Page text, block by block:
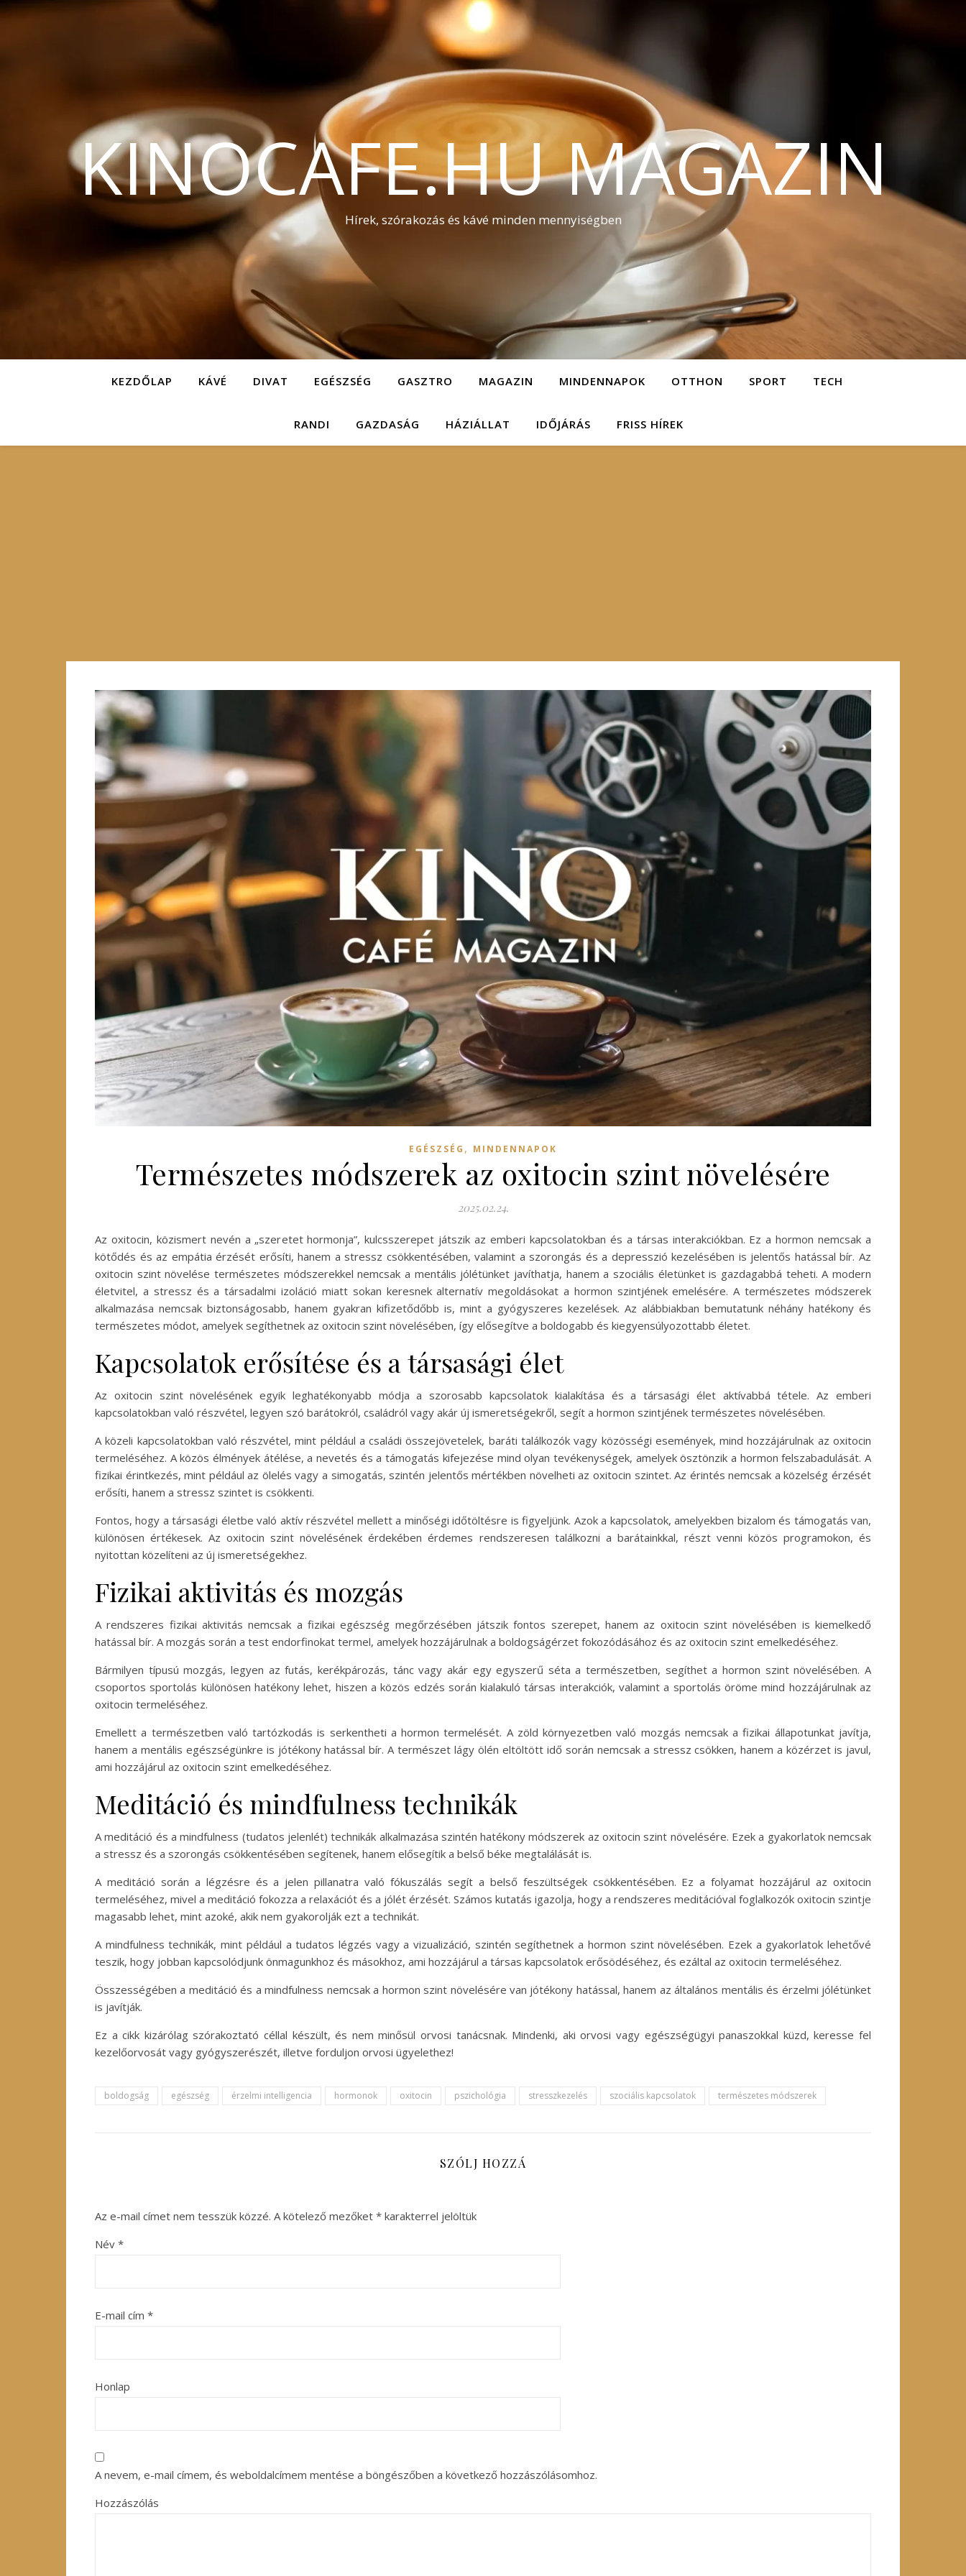
KINOCAFE.HU MAGAZIN
Hírek, szórakozás és kávé minden mennyiségben
KEZDŐLAP KÁVÉ DIVAT EGÉSZSÉG GASZTRO MAGAZIN MINDENNAPOK OTTHON SPORT TECH
RANDI GAZDASÁG HÁZIÁLLAT IDŐJÁRÁS FRISS HÍREK
EGÉSZSÉG , MINDENNAPOK
Természetes módszerek az oxitocin szint növelésére
2025.02.24.
Az oxitocin, közismert nevén a „szeretet hormonja”, kulcsszerepet játszik az emberi kapcsolatokban és a társas interakciókban. Ez a hormon nemcsak a
kötődés és az empátia érzését erősíti, hanem a stressz csökkentésében, valamint a szorongás és a depresszió kezelésében is jelentős hatással bír. Az
oxitocin szint növelése természetes módszerekkel nemcsak a mentális jólétünket javíthatja, hanem a szociális életünket is gazdagabbá teheti. A modern
életvitel, a stressz és a társadalmi izoláció miatt sokan keresnek alternatív megoldásokat a hormon szintjének emelésére. A természetes módszerek
alkalmazása nemcsak biztonságosabb, hanem gyakran kifizetődőbb is, mint a gyógyszeres kezelések. Az alábbiakban bemutatunk néhány hatékony és
természetes módot, amelyek segíthetnek az oxitocin szint növelésében, így elősegítve a boldogabb és kiegyensúlyozottabb életet.
Kapcsolatok erősítése és a társasági élet
Az oxitocin szint növelésének egyik leghatékonyabb módja a szorosabb kapcsolatok kialakítása és a társasági élet aktívabbá tétele. Az emberi
kapcsolatokban való részvétel, legyen szó barátokról, családról vagy akár új ismeretségekről, segít a hormon szintjének természetes növelésében.
A közeli kapcsolatokban való részvétel, mint például a családi összejövetelek, baráti találkozók vagy közösségi események, mind hozzájárulnak az oxitocin
termeléséhez. A közös élmények átélése, a nevetés és a támogatás kifejezése mind olyan tevékenységek, amelyek ösztönzik a hormon felszabadulását. A
fizikai érintkezés, mint például az ölelés vagy a simogatás, szintén jelentős mértékben növelheti az oxitocin szintet. Az érintés nemcsak a közelség érzését
erősíti, hanem a stressz szintet is csökkenti.
Fontos, hogy a társasági életbe való aktív részvétel mellett a minőségi időtöltésre is figyeljünk. Azok a kapcsolatok, amelyekben bizalom és támogatás van,
különösen értékesek. Az oxitocin szint növelésének érdekében érdemes rendszeresen találkozni a barátainkkal, részt venni közös programokon, és
nyitottan közelíteni az új ismeretségekhez.
Fizikai aktivitás és mozgás
A rendszeres fizikai aktivitás nemcsak a fizikai egészség megőrzésében játszik fontos szerepet, hanem az oxitocin szint növelésében is kiemelkedő
hatással bír. A mozgás során a test endorfinokat termel, amelyek hozzájárulnak a boldogságérzet fokozódásához és az oxitocin szint emelkedéséhez.
Bármilyen típusú mozgás, legyen az futás, kerékpározás, tánc vagy akár egy egyszerű séta a természetben, segíthet a hormon szint növelésében. A
csoportos sportolás különösen hatékony lehet, hiszen a közös edzés során kialakuló társas interakciók, valamint a sportolás öröme mind hozzájárulnak az
oxitocin termeléséhez.
Emellett a természetben való tartózkodás is serkentheti a hormon termelését. A zöld környezetben való mozgás nemcsak a fizikai állapotunkat javítja,
hanem a mentális egészségünkre is jótékony hatással bír. A természet lágy ölén eltöltött idő során nemcsak a stressz csökken, hanem a közérzet is javul,
ami hozzájárul az oxitocin szint emelkedéséhez.
Meditáció és mindfulness technikák
A meditáció és a mindfulness (tudatos jelenlét) technikák alkalmazása szintén hatékony módszerek az oxitocin szint növelésére. Ezek a gyakorlatok nemcsak
a stressz és a szorongás csökkentésében segítenek, hanem elősegítik a belső béke megtalálását is.
A meditáció során a légzésre és a jelen pillanatra való fókuszálás segít a belső feszültségek csökkentésében. Ez a folyamat hozzájárul az oxitocin
termeléséhez, mivel a meditáció fokozza a relaxációt és a jólét érzését. Számos kutatás igazolja, hogy a rendszeres meditációval foglalkozók oxitocin szintje
magasabb lehet, mint azoké, akik nem gyakorolják ezt a technikát.
A mindfulness technikák, mint például a tudatos légzés vagy a vizualizáció, szintén segíthetnek a hormon szint növelésében. Ezek a gyakorlatok lehetővé
teszik, hogy jobban kapcsolódjunk önmagunkhoz és másokhoz, ami hozzájárul a társas kapcsolatok erősödéséhez, és ezáltal az oxitocin termeléséhez.
Összességében a meditáció és a mindfulness nemcsak a hormon szint növelésére van jótékony hatással, hanem az általános mentális és érzelmi jólétünket
is javítják.
Ez a cikk kizárólag szórakoztató céllal készült, és nem minősül orvosi tanácsnak. Mindenki, aki orvosi vagy egészségügyi panaszokkal küzd, keresse fel
kezelőorvosát vagy gyógyszerészét, illetve forduljon orvosi ügyelethez!
boldogság egészség érzelmi intelligencia hormonok oxitocin pszichológia stresszkezelés szociális kapcsolatok természetes módszerek
SZÓLJ HOZZÁ
Az e-mail címet nem tesszük közzé. A kötelező mezőket * karakterrel jelöltük
Név *
E-mail cím *
Honlap
A nevem, e-mail címem, és weboldalcímem mentése a böngészőben a következő hozzászólásomhoz.
Hozzászólás